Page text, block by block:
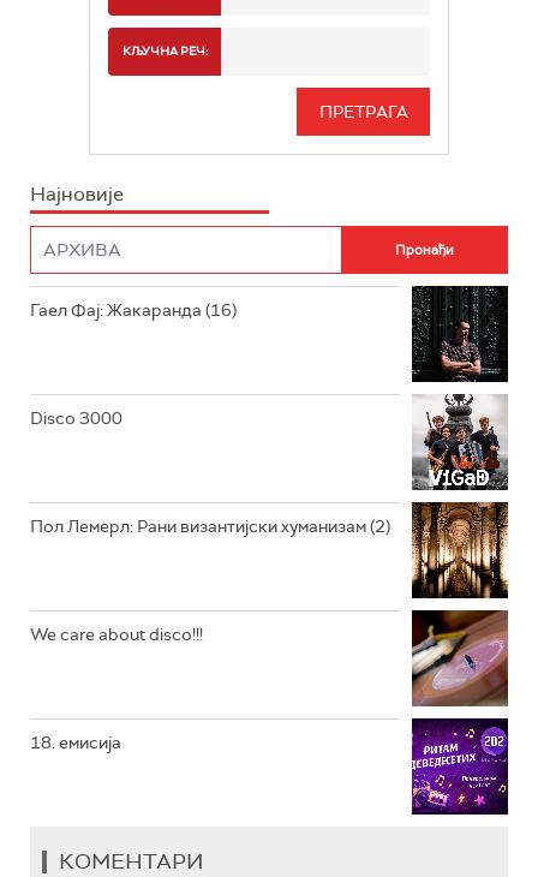
РАДИО БЕОГРАД 3
РАДИО РОКЕНРОЛЕР
РАДИО ЏЕЗЕР
ИНФО
КЉУЧНА РЕЧ:
Најновије
Гаел Фај: Жакаранда (16)
Disco 3000
Пол Лемерл: Рани византијски хуманизам (2)
We care about disco!!!
18. емисија
КОМЕНТАРИ